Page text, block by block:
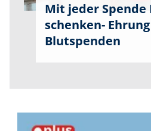
Mit jeder Spende
schenken-
Blutspenden